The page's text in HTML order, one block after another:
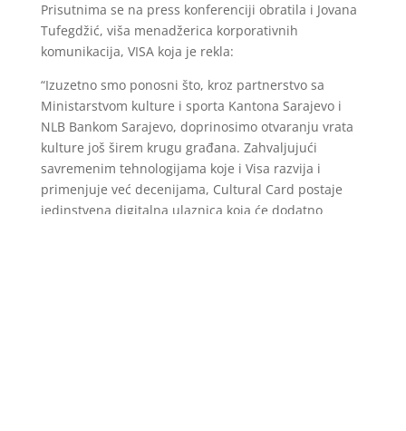
Prisutnima se na press konferenciji obratila i Jovana
Tufegdžić, viša menadžerica korporativnih
komunikacija, VISA koja je rekla:
“Izuzetno smo ponosni što, kroz partnerstvo sa
Ministarstvom kulture i sporta Kantona Sarajevo i
NLB Bankom Sarajevo, doprinosimo otvaranju vrata
kulture još širem krugu građana. Zahvaljujući
savremenim tehnologijama koje i Visa razvija i
primenjuje već decenijama, Cultural Card postaje
jedinstvena digitalna ulaznica koja će dodatno